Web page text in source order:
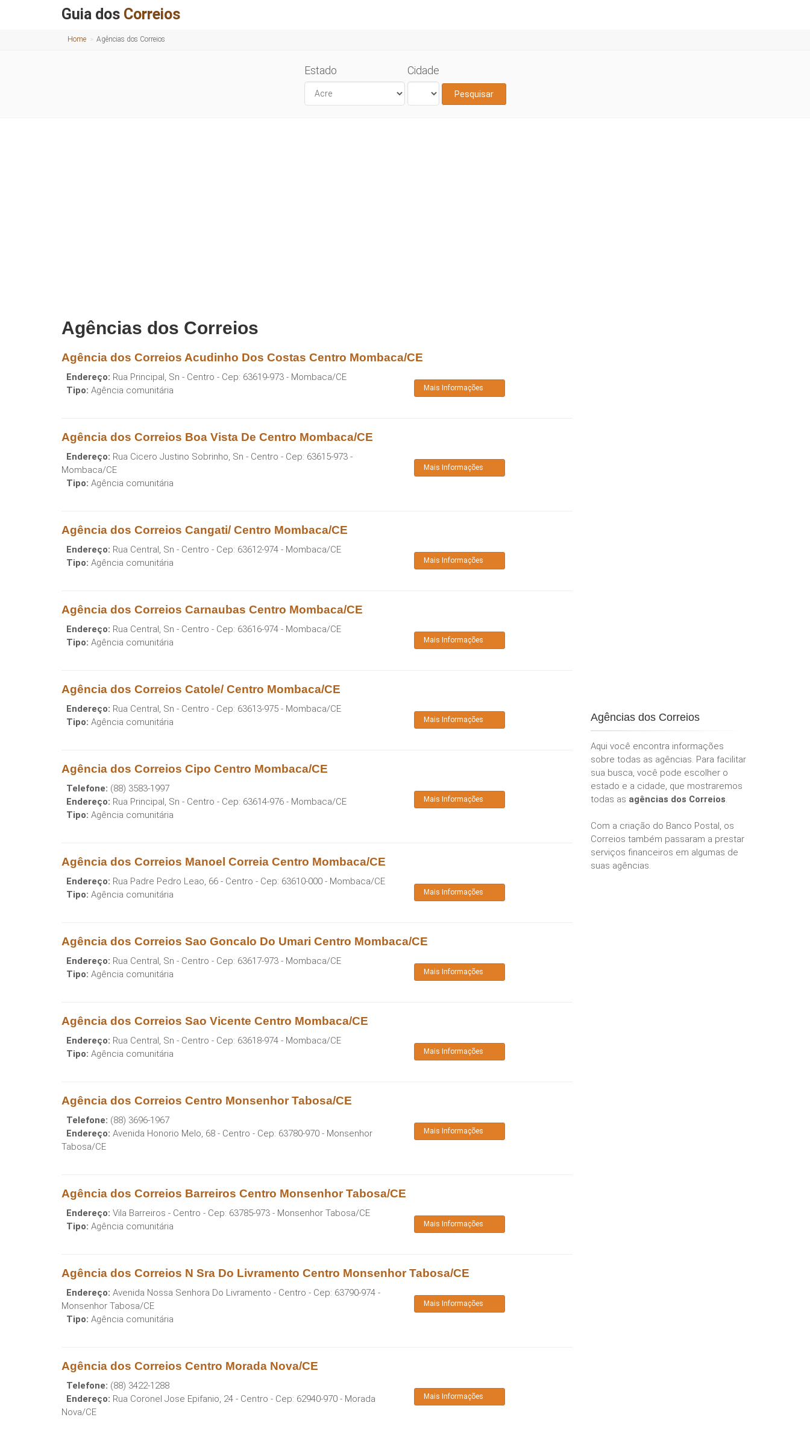
Guia dos Correios
Home Agências dos Correios
Estado Cidade
Pesquisar
Agências dos Correios
Agência dos Correios Acudinho Dos Costas Centro Mombaca/CE
Endereço: Rua Principal, Sn - Centro - Cep: 63619-973 - Mombaca/CE
Tipo: Agência comunitária Mais Informações
Agência dos Correios Boa Vista De Centro Mombaca/CE
Endereço: Rua Cicero Justino Sobrinho, Sn - Centro - Cep: 63615-973 -
Mombaca/CE
Tipo: Agência comunitária
Mais Informações
Agência dos Correios Cangati/ Centro Mombaca/CE
Endereço: Rua Central, Sn - Centro - Cep: 63612-974 - Mombaca/CE
Tipo: Agência comunitária Mais Informações
Agência dos Correios Carnaubas Centro Mombaca/CE
Endereço: Rua Central, Sn - Centro - Cep: 63616-974 - Mombaca/CE
Tipo: Agência comunitária Mais Informações
Agência dos Correios Catole/ Centro Mombaca/CE
Endereço: Rua Central, Sn - Centro - Cep: 63613-975 - Mombaca/CE
Tipo: Agência comunitária Mais Informações
Agência dos Correios Cipo Centro Mombaca/CE
Telefone: (88) 3583-1997
Endereço: Rua Principal, Sn - Centro - Cep: 63614-976 - Mombaca/CE
Tipo: Agência comunitária
Mais Informações
Agência dos Correios Manoel Correia Centro Mombaca/CE
Endereço: Rua Padre Pedro Leao, 66 - Centro - Cep: 63610-000 - Mombaca/CE
Tipo: Agência comunitária Mais Informações
Agência dos Correios Sao Goncalo Do Umari Centro Mombaca/CE
Endereço: Rua Central, Sn - Centro - Cep: 63617-973 - Mombaca/CE
Tipo: Agência comunitária Mais Informações
Agência dos Correios Sao Vicente Centro Mombaca/CE
Endereço: Rua Central, Sn - Centro - Cep: 63618-974 - Mombaca/CE
Tipo: Agência comunitária Mais Informações
Agência dos Correios Centro Monsenhor Tabosa/CE
Telefone: (88) 3696-1967
Endereço: Avenida Honorio Melo, 68 - Centro - Cep: 63780-970 - Monsenhor
Tabosa/CE
Mais Informações
Agência dos Correios Barreiros Centro Monsenhor Tabosa/CE
Endereço: Vila Barreiros - Centro - Cep: 63785-973 - Monsenhor Tabosa/CE
Tipo: Agência comunitária Mais Informações
Agência dos Correios N Sra Do Livramento Centro Monsenhor Tabosa/CE
Endereço: Avenida Nossa Senhora Do Livramento - Centro - Cep: 63790-974 -
Monsenhor Tabosa/CE
Tipo: Agência comunitária
Mais Informações
Agência dos Correios Centro Morada Nova/CE
Telefone: (88) 3422-1288
Endereço: Rua Coronel Jose Epifanio, 24 - Centro - Cep: 62940-970 - Morada
Nova/CE
Mais Informações
Agências dos Correios
Aqui você encontra informações
sobre todas as agências. Para facilitar
sua busca, você pode escolher o
estado e a cidade, que mostraremos
todas as agências dos Correios.
Com a criação do Banco Postal, os
Correios também passaram a prestar
serviços financeiros em algumas de
suas agências.